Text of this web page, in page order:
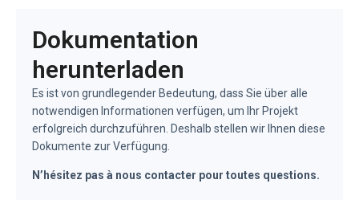
Dokumentation
herunterladen
Es ist von grundlegender Bedeutung, dass Sie über alle
notwendigen Informationen verfügen, um Ihr Projekt
erfolgreich durchzuführen. Deshalb stellen wir Ihnen diese
Dokumente zur Verfügung.
N’hésitez pas à nous contacter pour toutes questions.